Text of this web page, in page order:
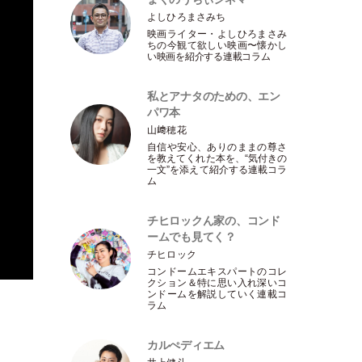
よしひろまさみち
映画ライター ・ よしひろまさみ
ちの今観て欲しい映画〜懐かし
い映画を紹介する連載コラム
私とアナタのための、エン
パワ本
山﨑穂花
自信や安心、ありのままの尊さ
を教えてくれた本を、“気付きの
一文”を添えて紹介する連載コラ
ム
チヒロックん家の、コンド
ームでも見てく？
チヒロック
コンドームエキスパートのコレ
クション＆特に思い入れ深いコ
ンドームを解説していく連載コ
ラム
カルぺディエム